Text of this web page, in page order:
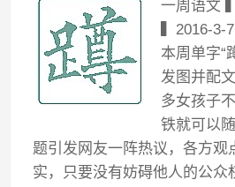
一周语文
▍2016-3-
本周单字“
发图并配
多女孩子
铁就可以
题引发网友一阵热议，各方观
实，只要没有妨碍他人的公众